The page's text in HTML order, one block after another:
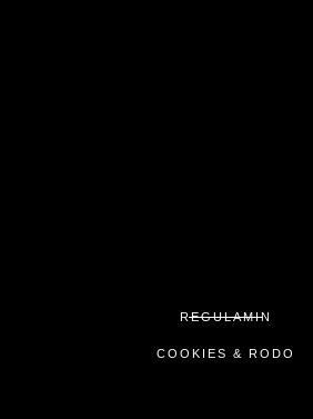
REGULAMIN
COOKIES & RODO